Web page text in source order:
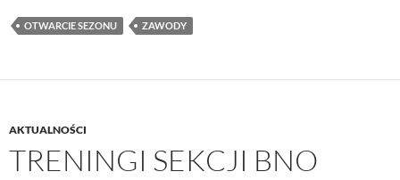
OTWARCIE SEZONU ZAWODY
AKTUALNOŚCI
TRENINGI SEKCJI BNO